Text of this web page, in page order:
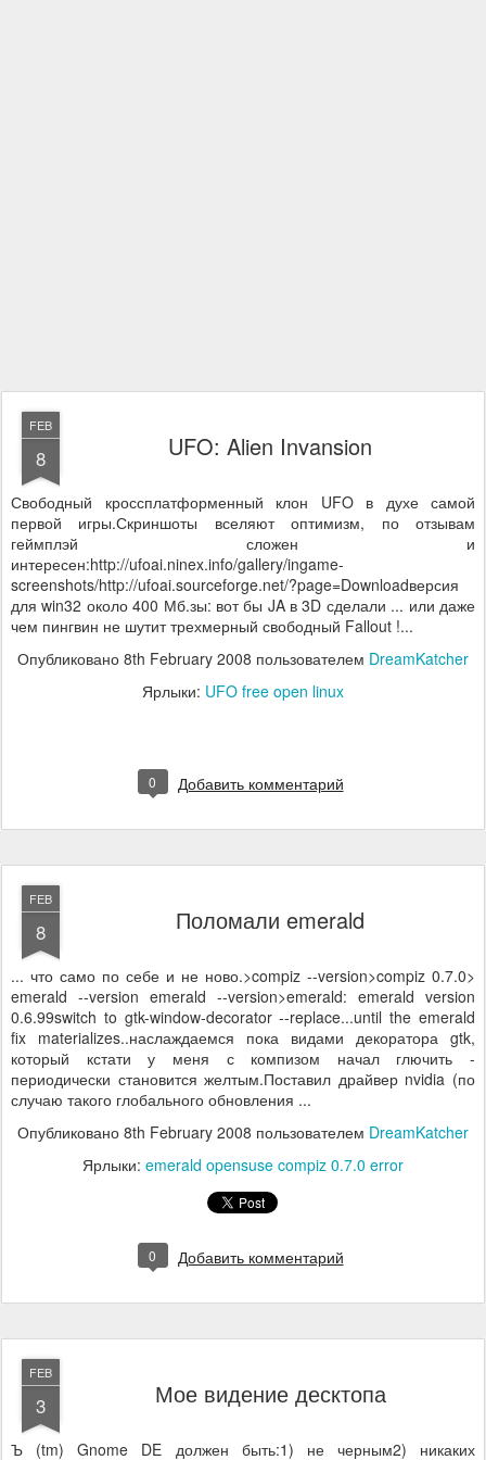
FEB
8 UFO: Alien Invansion
Свободный кроссплатформенный клон UFO в духе самой
первой игры.Скриншоты вселяют оптимизм, по отзывам
геймплэй сложен и
интересен:http://ufoai.ninex.info/gallery/ingame-
screenshots/http://ufoai.sourceforge.net/?page=Downloadверсия
для win32 около 400 Мб.зы: вот бы JA в 3D сделали ... или даже
чем пингвин не шутит трехмерный свободный Fallout !...
Опубликовано 8th February 2008 пользователем DreamKatcher
Ярлыки: UFO free open linux
0 Добавить комментарий
FEB
8 Поломали emerald
... что само по себе и не ново.>compiz --version>compiz 0.7.0>
emerald --version emerald --version>emerald: emerald version
0.6.99switch to gtk-window-decorator --replace...until the emerald
fix materializes..наслаждаемся пока видами декоратора gtk,
который кстати у меня с компизом начал глючить -
периодически становится желтым.Поставил драйвер nvidia (по
случаю такого глобального обновления ...
Опубликовано 8th February 2008 пользователем DreamKatcher
Ярлыки: emerald opensuse compiz 0.7.0 error
0 Добавить комментарий
FEB
3 Мое видение десктопа
Ъ (tm) Gnome DE должен быть:1) не черным2) никаких